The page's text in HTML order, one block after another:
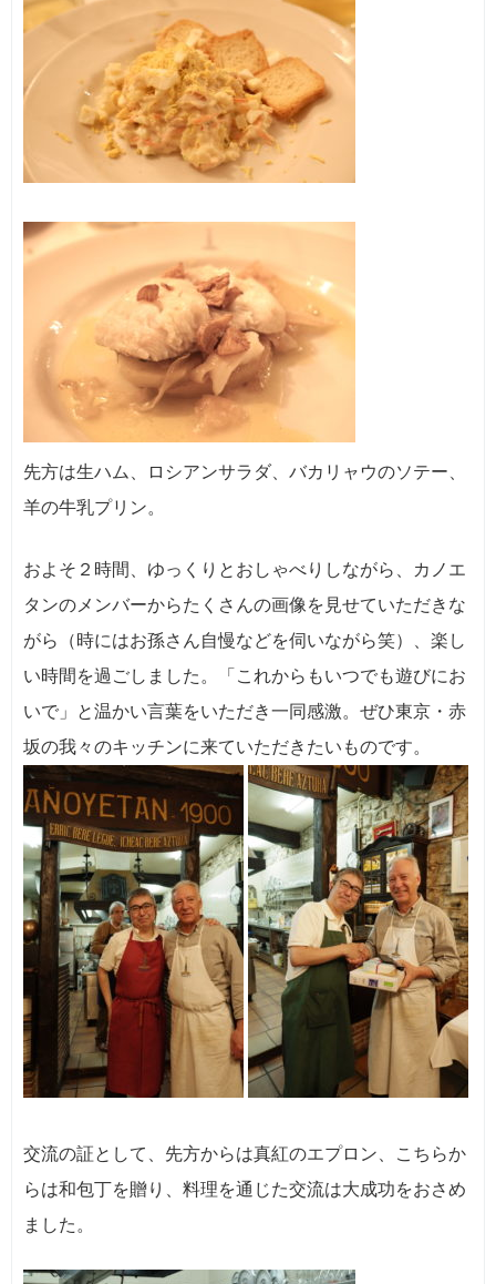
先方は生ハム、ロシアンサラダ、バカリャウのソテー、
羊の牛乳プリン。
およそ２時間、ゆっくりとおしゃべりしながら、カノエ
タンのメンバーからたくさんの画像を見せていただきな
がら（時にはお孫さん自慢などを伺いながら笑）、楽し
い時間を過ごしました。「これからもいつでも遊びにお
いで」と温かい言葉をいただき一同感激。ぜひ東京・赤
坂の我々のキッチンに来ていただきたいものです。
交流の証として、先方からは真紅のエプロン、こちらか
らは和包丁を贈り、料理を通じた交流は大成功をおさめ
ました。